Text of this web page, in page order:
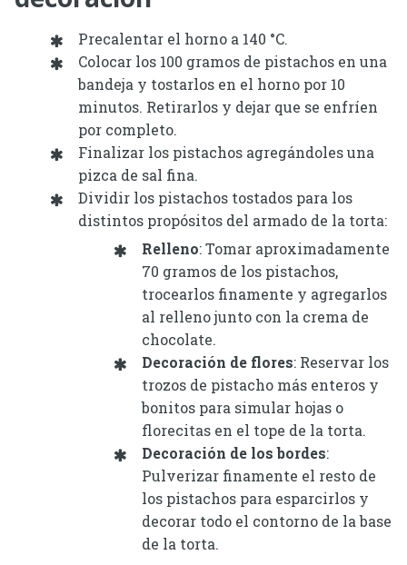
Precalentar el horno a 140 °C.
Colocar los 100 gramos de pistachos en una
bandeja y tostarlos en el horno por 10
minutos. Retirarlos y dejar que se enfríen
por completo.
Finalizar los pistachos agregándoles una
pizca de sal fina.
Dividir los pistachos tostados para los
distintos propósitos del armado de la torta:
Relleno: Tomar aproximadamente
70 gramos de los pistachos,
trocearlos finamente y agregarlos
al relleno junto con la crema de
chocolate.
Decoración de flores: Reservar los
trozos de pistacho más enteros y
bonitos para simular hojas o
florecitas en el tope de la torta.
Decoración de los bordes:
Pulverizar finamente el resto de
los pistachos para esparcirlos y
decorar todo el contorno de la base
de la torta.